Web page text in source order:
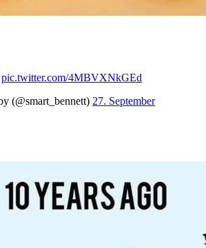
pic.twitter.com/4MBVXNkGEd
(@smart_bennett) 27. September